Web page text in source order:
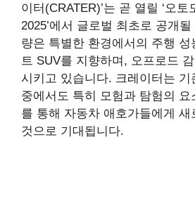
이터(CRATER)’는 곧 열릴 ‘오토
2025’에서 글로벌 최초로 공개
량은 특별한 환경에서의 주행 성
트 SUV를 지향하며, 오프로드
시키고 있습니다. 크레이터는 기
중에서도 특히 모험과 탐험의 요
를 통해 자동차 애호가들에게
것으로 기대됩니다.